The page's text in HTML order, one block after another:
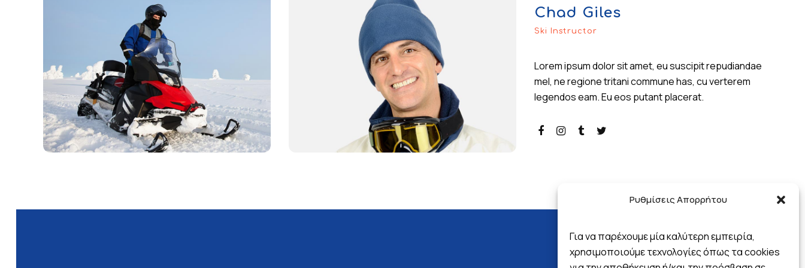
Ρυθμίσεις Απορρήτου
Για να παρέχουμε μία καλύτερη εμπειρία,
χρησιμοποιούμε τεχνολογίες όπως τα cookies
Chad Giles
Ski Instructor
Lorem ipsum dolor sit amet, eu suscipit repudiandae
mel, ne regione tritani commune has, cu verterem
legendos eam. Eu eos putant placerat.